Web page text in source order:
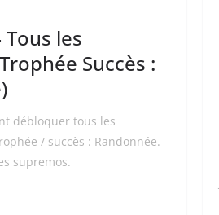
Tous les
Succès :
débloquer tous les
/ succès : Randonnée.
supremos.